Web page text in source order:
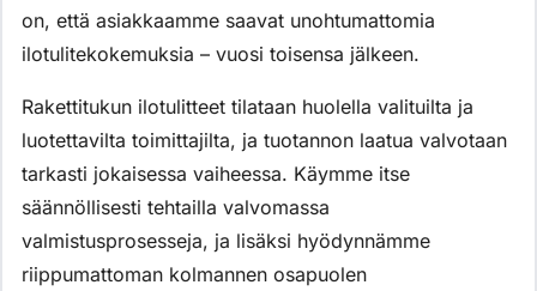
on, että asiakkaamme saavat unohtumattomia
ilotulitekokemuksia – vuosi toisensa jälkeen.
Rakettitukun ilotulitteet tilataan huolella valituilta ja
luotettavilta toimittajilta, ja tuotannon laatua valvotaan
tarkasti jokaisessa vaiheessa. Käymme itse
säännöllisesti tehtailla valvomassa
valmistusprosesseja, ja lisäksi hyödynnämme
riippumattoman kolmannen osapuolen